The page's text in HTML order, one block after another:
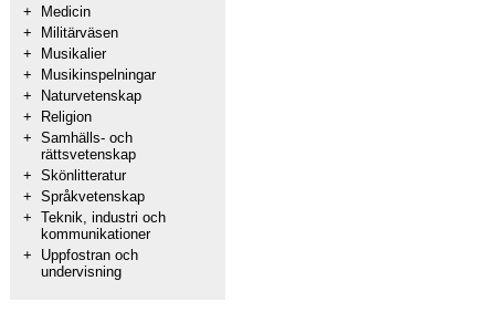
+
Medicin
+
Militärväsen
+
Musikalier
+
Musikinspelningar
+
Naturvetenskap
+
Religion
+ Samhälls- och
rättsvetenskap
+ Skönlitteratur
+ Språkvetenskap
+ Teknik, industri och
kommunikationer
+
Uppfostran och
undervisning